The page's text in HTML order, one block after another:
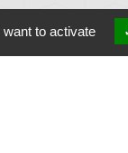
au vendredi
to activate